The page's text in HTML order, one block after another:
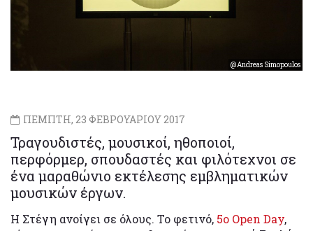
@Andreas Simopoulos
ΠΕΜΠΤΗ, 23 ΦΕΒΡΟΥΑΡΙΟΥ 2017
Τραγουδιστές, μουσικοί, ηθοποιοί,
περφόρμερ, σπουδαστές και φιλότεχνοι σε
ένα μαραθώνιο εκτέλεσης εμβληματικών
μουσικών έργων.
Η Στέγη ανοίγει σε όλους. Το φετινό, 5ο Open Day,